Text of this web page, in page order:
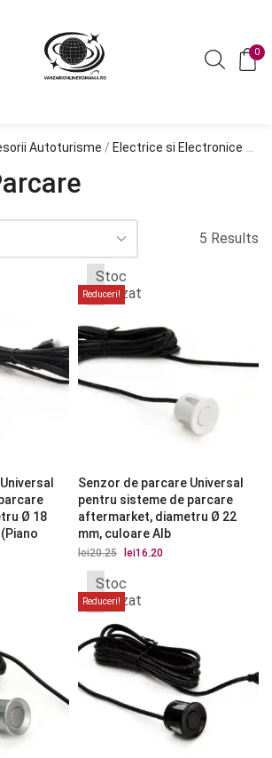
0
Autoturisme / Electrice si Electronice Auto
5 Results
Ø 18
Reduceri!
Stoc
epuizat
Senzor de parcare Universal
pentru sisteme de parcare
aftermarket, diametru Ø 22
mm, culoare Alb
lei20.25
Prețul
a
fost:
lei20.25.
lei16.20
Reduceri!
Stoc
epuizat